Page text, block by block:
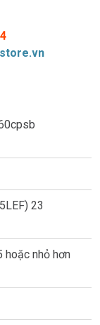
23
hoặc nhỏ hơn